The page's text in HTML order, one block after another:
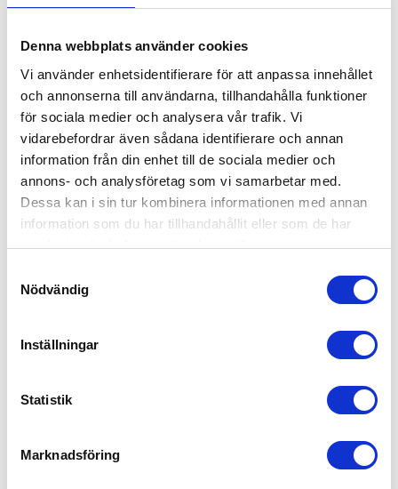
Denna webbplats använder cookies
Vi använder enhetsidentifierare för att anpassa innehållet
och annonserna till användarna, tillhandahålla funktioner
för sociala medier och analysera vår trafik. Vi
vidarebefordrar även sådana identifierare och annan
information från din enhet till de sociala medier och
annons- och analysföretag som vi samarbetar med.
Dessa kan i sin tur kombinera informationen med annan
information som du har tillhandahållit eller som de har
samlat in när du har använt deras tjänster.
Nödvändig
Inställningar
Statistik
Marknadsföring
1,549kr
Ej i lager